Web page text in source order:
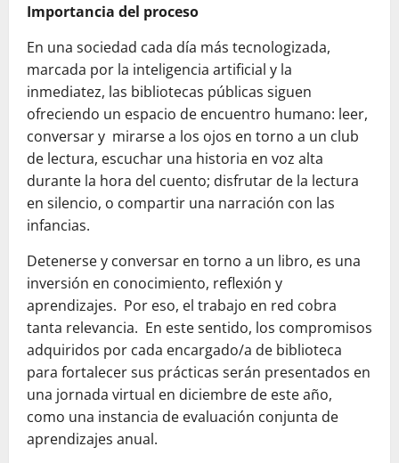
Importancia del proceso
En una sociedad cada día más tecnologizada,
marcada por la inteligencia artificial y la
inmediatez, las bibliotecas públicas siguen
ofreciendo un espacio de encuentro humano: leer,
conversar y mirarse a los ojos en torno a un club
de lectura, escuchar una historia en voz alta
durante la hora del cuento; disfrutar de la lectura
en silencio, o compartir una narración con las
infancias.
Detenerse y conversar en torno a un libro, es una
inversión en conocimiento, reflexión y
aprendizajes. Por eso, el trabajo en red cobra
tanta relevancia. En este sentido, los compromisos
adquiridos por cada encargado/a de biblioteca
para fortalecer sus prácticas serán presentados en
una jornada virtual en diciembre de este año,
como una instancia de evaluación conjunta de
aprendizajes anual.